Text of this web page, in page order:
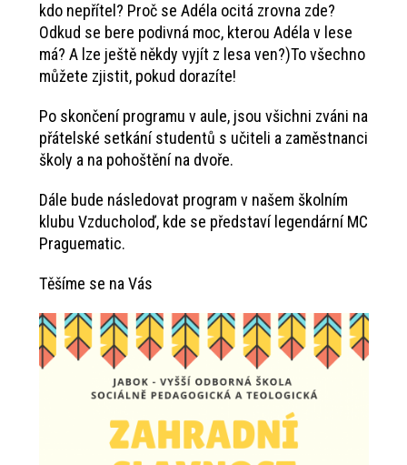
kdo nepřítel? Proč se Adéla ocitá zrovna zde?
Odkud se bere podivná moc, kterou Adéla v lese
má? A lze ještě někdy vyjít z lesa ven?)To všechno
můžete zjistit, pokud dorazíte!
Po skončení programu v aule, jsou všichni zváni na
přátelské setkání studentů s učiteli a zaměstnanci
školy a na pohoštění na dvoře.
Dále bude následovat program v našem školním
klubu Vzducholoď, kde se představí legendární MC
Praguematic.
Těšíme se na Vás